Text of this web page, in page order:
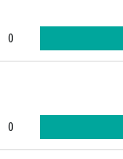
0
0